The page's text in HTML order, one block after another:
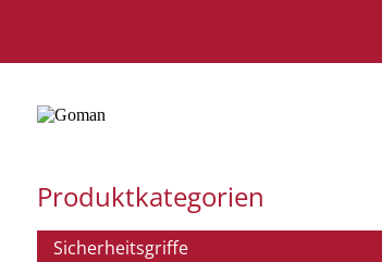
Produktkategorien
Sicherheitsgriffe